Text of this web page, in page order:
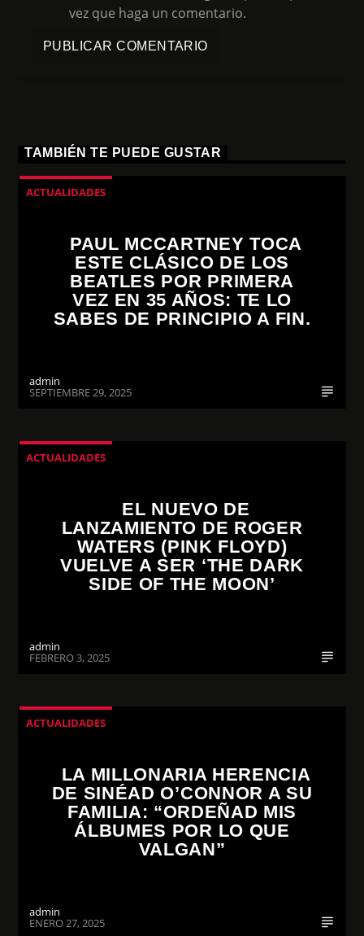
vez que haga un comentario.
TAMBIÉN TE PUEDE GUSTAR
ACTUALIDADES
PAUL MCCARTNEY TOCA
ESTE CLÁSICO DE LOS
BEATLES POR PRIMERA
VEZ EN 35 AÑOS: TE LO
SABES DE PRINCIPIO A FIN.
admin
SEPTIEMBRE 29, 2025
ACTUALIDADES
EL NUEVO DE
LANZAMIENTO DE ROGER
WATERS (PINK FLOYD)
VUELVE A SER ‘THE DARK
SIDE OF THE MOON’
admin
FEBRERO 3, 2025
ACTUALIDADES
LA MILLONARIA HERENCIA
DE SINÉAD O’CONNOR A SU
FAMILIA: “ORDEÑAD MIS
ÁLBUMES POR LO QUE
VALGAN”
admin
ENERO 27, 2025